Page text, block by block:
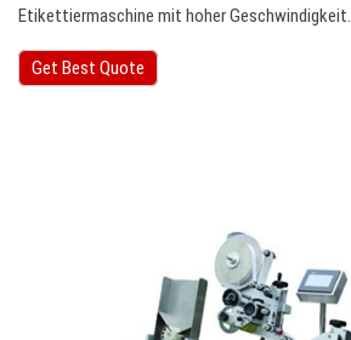
Etikettiermaschine mit hoher Geschwindigkeit.
Get Best Quote